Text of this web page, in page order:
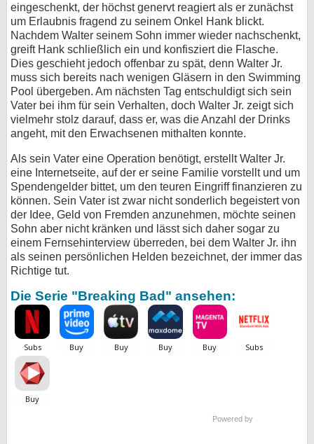
eingeschenkt, der höchst genervt reagiert als er zunächst
um Erlaubnis fragend zu seinem Onkel Hank blickt.
Nachdem Walter seinem Sohn immer wieder nachschenkt,
greift Hank schließlich ein und konfisziert die Flasche.
Dies geschieht jedoch offenbar zu spät, denn Walter Jr.
muss sich bereits nach wenigen Gläsern in den Swimming
Pool übergeben. Am nächsten Tag entschuldigt sich sein
Vater bei ihm für sein Verhalten, doch Walter Jr. zeigt sich
vielmehr stolz darauf, dass er, was die Anzahl der Drinks
angeht, mit den Erwachsenen mithalten konnte.
Als sein Vater eine Operation benötigt, erstellt Walter Jr.
eine Internetseite, auf der er seine Familie vorstellt und um
Spendengelder bittet, um den teuren Eingriff finanzieren zu
können. Sein Vater ist zwar nicht sonderlich begeistert von
der Idee, Geld von Fremden anzunehmen, möchte seinen
Sohn aber nicht kränken und lässt sich daher sogar zu
einem Fernsehinterview überreden, bei dem Walter Jr. ihn
als seinen persönlichen Helden bezeichnet, der immer das
Richtige tut.
Die Serie "Breaking Bad" ansehen:
Powered by
Impressum
Desktop-Ansicht
myFanbase